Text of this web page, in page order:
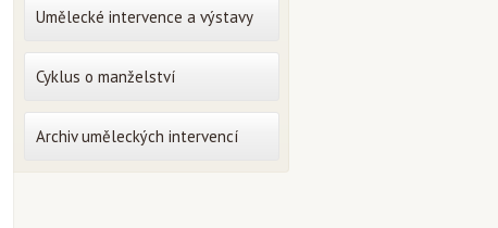
Umělecké intervence a výstavy
Cyklus o manželství
Archiv uměleckých intervencí